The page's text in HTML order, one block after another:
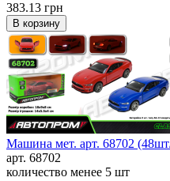
383.13 грн
В корзину
Машина мет. арт. 68702
арт. 68702
количество менее 5 шт